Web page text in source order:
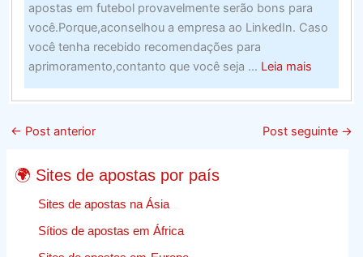
apostas em futebol provavelmente serão bons para
você.Porque,aconselhou a empresa ao LinkedIn. Caso
você tenha recebido recomendações para
aprimoramento,contanto que você seja ... Leia maisabout
Web
Design
← Post anterior Post seguinte →
🌍 Sites de apostas por país
Sites de apostas na Ásia
Sítios de apostas em África